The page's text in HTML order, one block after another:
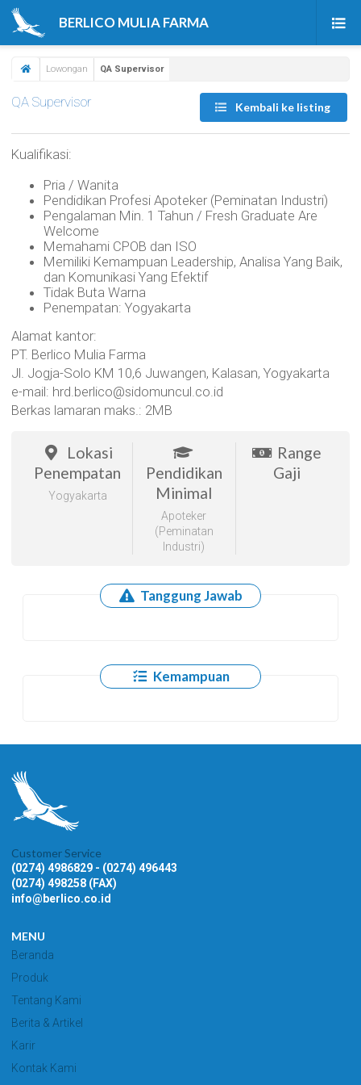
BERLICO MULIA FARMA
Produk
Tentang Kami
Karir
Lowongan QA Supervisor
QA Supervisor Kembali ke listing
Kualifikasi:
Pria / Wanita
Pendidikan Profesi Apoteker (Peminatan Industri)
Pengalaman Min. 1 Tahun / Fresh Graduate Are
Welcome
Memahami CPOB dan ISO
Memiliki Kemampuan Leadership, Analisa Yang Baik,
dan Komunikasi Yang Efektif
Tidak Buta Warna
Penempatan: Yogyakarta
Alamat kantor:
PT. Berlico Mulia Farma
Jl. Jogja-Solo KM 10,6 Juwangen, Kalasan, Yogyakarta
e-mail: hrd.berlico@sidomuncul.co.id
Berkas lamaran maks.: 2MB
Lokasi
Penempatan
Yogyakarta
Pendidikan
Minimal
Apoteker
(Peminatan
Industri)
Range
Gaji
Tanggung Jawab
Kemampuan
Customer Service
(0274) 4986829 - (0274) 496443
(0274) 498258 (FAX)
info@berlico.co.id
MENU
Beranda
Produk
Tentang Kami
Berita & Artikel
Karir
Kontak Kami